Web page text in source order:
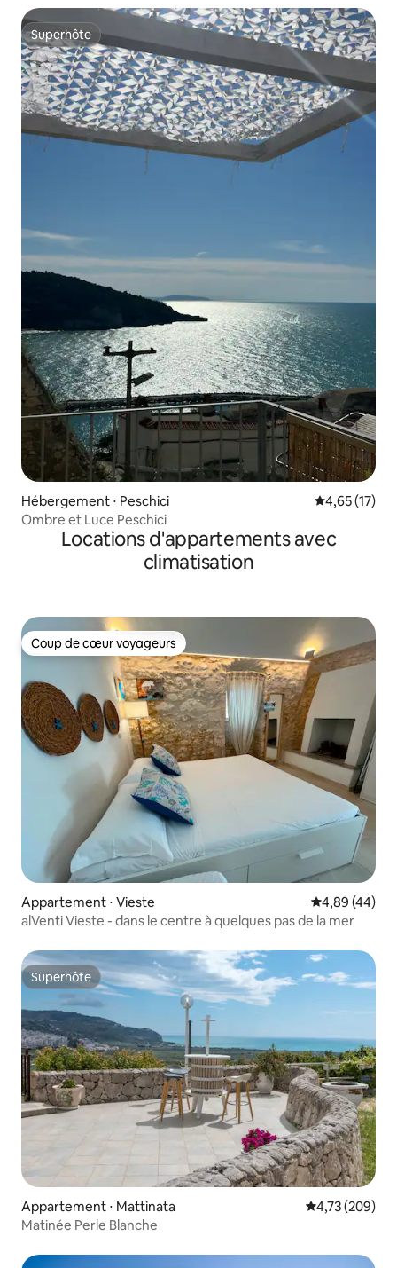
Superhôte
Superhôte
Hébergement ⋅ Peschici Évaluation
4,65 (17)
Ombre et Luce Peschici
Locations d'appartements avec
climatisation
Coup de cœur voyageurs
Coup de cœur voyageurs
Appartement ⋅ Vieste Évaluation
4,89 (44)
alVenti Vieste - dans le centre à quelques pas de la mer
Superhôte
Superhôte
Appartement ⋅ Mattinata Évaluation
4,73 (209)
Matinée Perle Blanche